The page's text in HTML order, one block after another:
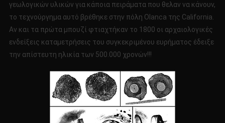
γεωλογικών υλικών για κάποια πειράματα που θελαν να κάνουν,
το τεχνούργημα αυτό βρέθηκε στην πόλη Olanca της California.
Αν και τα πρώτα μπουζί φτιαχτήκαν το 1800 οι αρχαιολογικές
ενδείξεις καταμετρήσεις του συγκεκριμένου ευρήματος έδειξε
την απίστευτη ηλικία των 500.000 χρονών!!!